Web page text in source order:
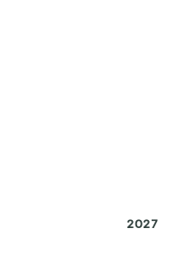
2027